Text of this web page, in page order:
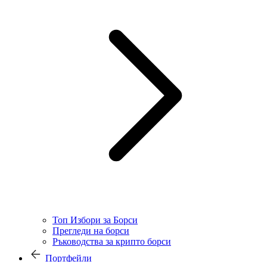
Топ Избори за Борси
Прегледи на борси
Ръководства за крипто борси
Портфейли